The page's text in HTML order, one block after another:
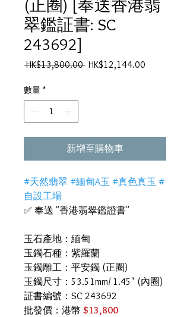
(正圈) [奉送香港翡
翠鑑証書: SC
243692]
HK$13,800.00 一HK$12,144.00
數量 *
新增至購物車
#天然翡翠 #緬甸A玉 #真色真玉 #
自設工場
✅ 奉送 "香港翡翠鑑證書"
玉石產地：緬甸
玉鐲石種：紫羅蘭
玉鐲雕工：平安鐲 (正圈)
玉鐲尺寸：53.51mm/ 1.45" (內圈)
証書編號：SC 243692
批發價：港幣 $13,800